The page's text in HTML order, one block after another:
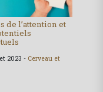
de l’attention et
2023 - Cerveau et